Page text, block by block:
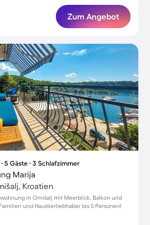
Zum Angebot
5 Gäste ∙ 3 Schlafzimmer
Marija
Kroatien
in Omišalj mit Meerblick, Balkon und
und Haustierliebhaber bis 5 Personen!